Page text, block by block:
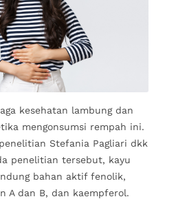
kesehatan lambung dan
mengonsumsi rempah ini.
Stefania Pagliari dkk
penelitian tersebut, kayu
bahan aktif fenolik,
A dan B, dan kaempferol.